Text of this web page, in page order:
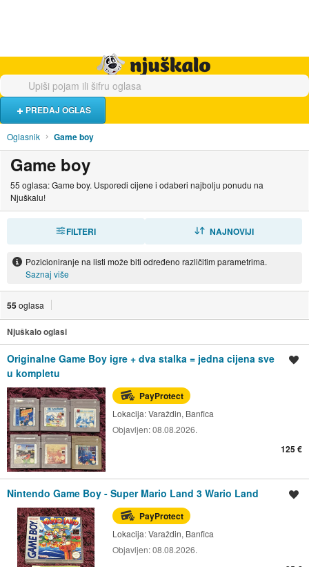
PREDAJ OGLAS
Oglasnik Game boy
Game boy
55 oglasa: Game boy. Usporedi cijene i odaberi najbolju ponudu na
Njuškalu!
FILTERI NAJNOVIJI
Pozicioniranje na listi može biti određeno različitim parametrima.
Saznaj više
55oglasa
Njuškalo oglasi
Originalne Game Boy igre + dva stalka = jedna cijena sve
u kompletu
PayProtect
Lokacija:Varaždin, Banfica
Objavljen:08.08.2026.
125 €
Nintendo Game Boy - Super Mario Land 3 Wario Land
PayProtect
Lokacija:Varaždin, Banfica
Objavljen:08.08.2026.